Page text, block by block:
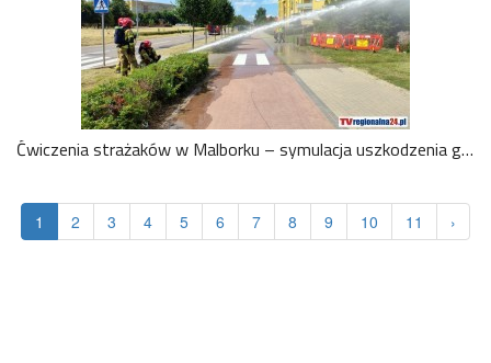
Ćwiczenia strażaków w Malborku – symulacja uszkodzenia gazociągu średniego ciśnienia. Wideo i zdjęcia
1 2 3 4 5 6 7 8 9 10 11 ›